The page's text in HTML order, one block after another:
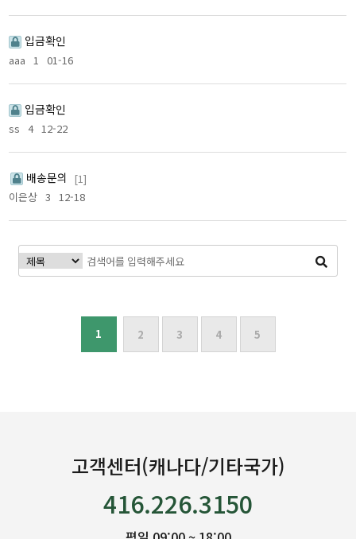
입금확인
aaa 1 01-16
입금확인
ss 4 12-22
배송문의
[1]
이은상 3 12-18
1 2 3 4 5
고객센터(캐나다/기타국가)
416.226.3150